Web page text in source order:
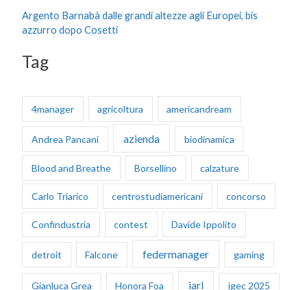
Argento Barnabà dalle grandi altezze agli Europei, bis
azzurro dopo Cosetti
Tag
4manager agricoltura americandream
Andrea Pancani azienda biodinamica
Blood and Breathe Borsellino calzature
Carlo Triarico centrostudiamericani concorso
Confindustria contest Davide Ippolito
detroit Falcone federmanager gaming
Gianluca Grea Honora Foa iarl igec 2025